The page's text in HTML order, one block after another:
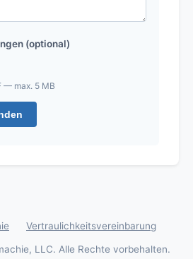
(optional)
— max. 5 MB
Vertraulichkeitsvereinbarung
LLC. Alle Rechte vorbehalten.